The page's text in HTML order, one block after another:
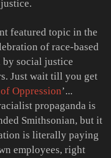
featured topic in the
of race-based
by social justice
Just wait till you get
Oppression’...
propaganda is
Smithsonian, but it
is literally paying
employees, right